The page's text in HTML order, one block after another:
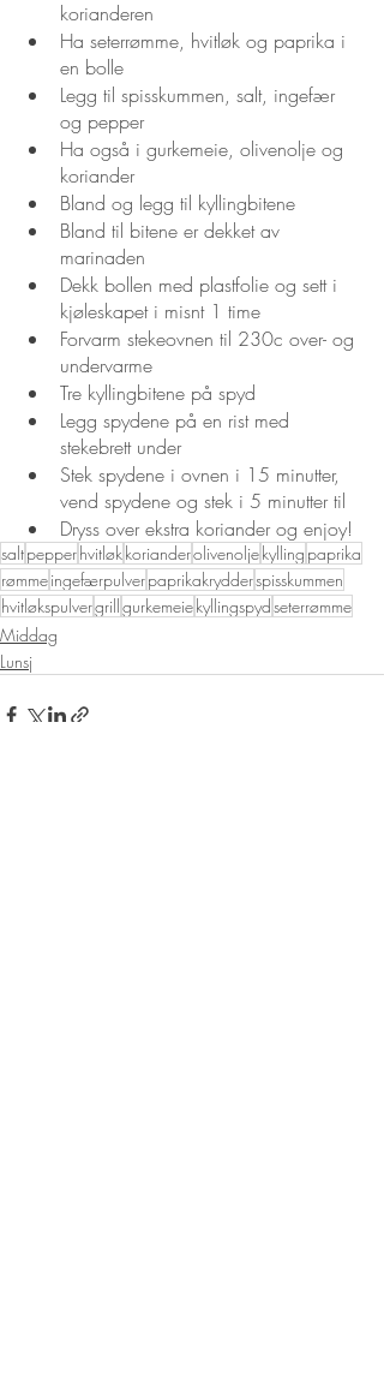
korianderen
Ha seterrømme, hvitløk og paprika i
en bolle
Legg til spisskummen, salt, ingefær
og pepper
Ha også i gurkemeie, olivenolje og
koriander
Bland og legg til kyllingbitene
Bland til bitene er dekket av
marinaden
Dekk bollen med plastfolie og sett i
kjøleskapet i misnt 1 time
Forvarm stekeovnen til 230c over- og
undervarme
Tre kyllingbitene på spyd
Legg spydene på en rist med
stekebrett under
Stek spydene i ovnen i 15 minutter,
vend spydene og stek i 5 minutter til
Dryss over ekstra koriander og enjoy!
saltpepperhvitløkkorianderolivenoljekylling paprika
rømmeingefærpulverpaprikakrydderspisskummen
hvitløkspulvergrill gurkemeiekyllingspyd seterrømme
Middag
Lunsj